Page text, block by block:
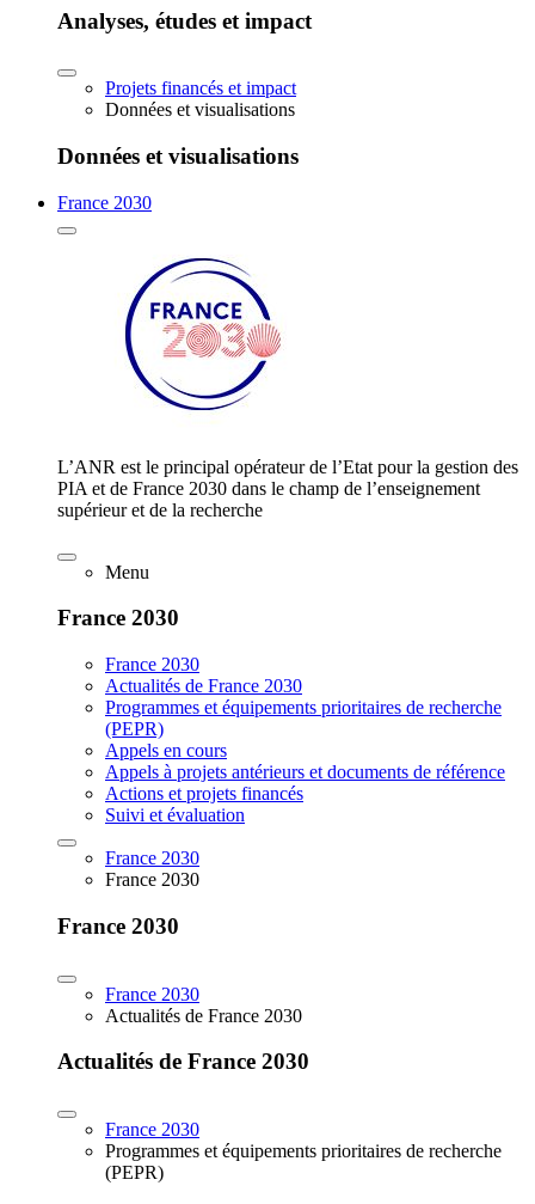
Analyses, études et impact
Projets financés et impact
Données et visualisations
Données et visualisations
France 2030
L’ANR est le principal opérateur de l’Etat pour la gestion des
PIA et de France 2030 dans le champ de l’enseignement
supérieur et de la recherche
Menu
France 2030
France 2030
Actualités de France 2030
Programmes et équipements prioritaires de recherche
(PEPR)
Appels en cours
Appels à projets antérieurs et documents de référence
Actions et projets financés
Suivi et évaluation
France 2030
France 2030
France 2030
France 2030
Actualités de France 2030
Actualités de France 2030
France 2030
Programmes et équipements prioritaires de recherche
(PEPR)